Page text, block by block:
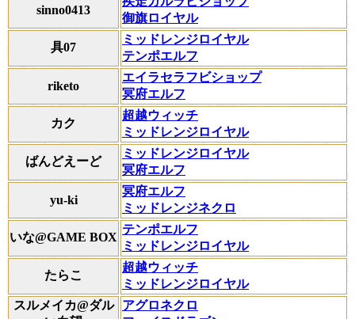
sinno0413
御旗ロイヤル
具07
ミッドレンジロイヤル
テンポエルフ
riketo
エイラセラフビショップ
冥府エルフ
カク
超越ウィッチ
ミッドレンジロイヤル
ばんどえーど
ミッドレンジロイヤル
冥府エルフ
yu-ki
冥府エルフ
ミッドレンジネクロ
いな@GAME BOX
テンポエルフ
ミッドレンジロイヤル
たらこ
超越ウィッチ
ミッドレンジロイヤル
スルメイカ@ダル
アグロネクロ